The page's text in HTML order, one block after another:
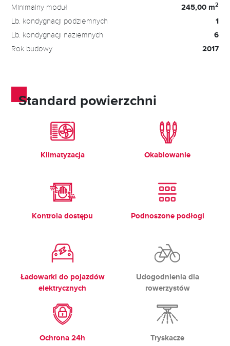
Minimalny moduł 245,00 m2
Lb. kondygnacji podziemnych 1
Lb. kondygnacji naziemnych 6
Rok budowy 2017
Standard powierzchni
Klimatyzacja Okablowanie
Kontrola dostępu Podnoszone podłogi
Ładowarki do pojazdów
elektrycznych
Udogodnienia dla
rowerzystów
Ochrona 24h Tryskacze